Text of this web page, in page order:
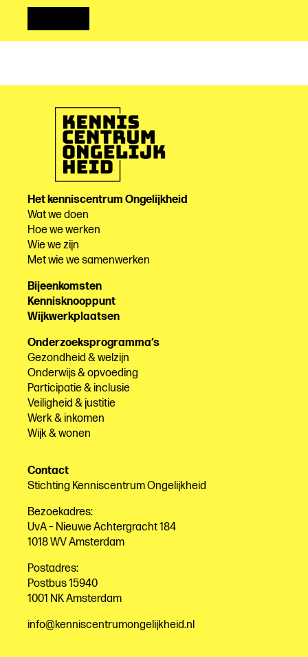
Het kenniscentrum Ongelijkheid
Wat we doen
Hoe we werken
Wie we zijn
Met wie we samenwerken
Bijeenkomsten
Kennisknooppunt
Wijkwerkplaatsen
Onderzoeksprogramma’s
Gezondheid & welzijn
Onderwijs & opvoeding
Participatie & inclusie
Veiligheid & justitie
Werk & inkomen
Wijk & wonen
Contact
Stichting Kenniscentrum Ongelijkheid
Bezoekadres:
UvA – Nieuwe Achtergracht 184
1018 WV Amsterdam
Postadres:
Postbus 15940
1001 NK Amsterdam
info@kenniscentrumongelijkheid.nl